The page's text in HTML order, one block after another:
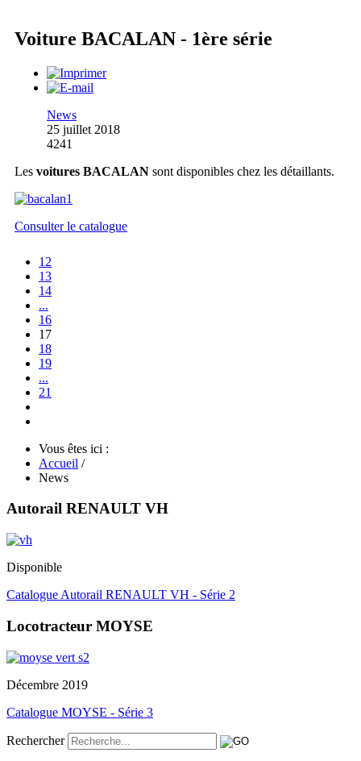
Voiture BACALAN - 1ère série
News
25 juillet 2018
4241
Les voitures BACALAN sont disponibles chez les détaillants.
Consulter le catalogue
12
13
14
...
16
17
18
19
...
21
Vous êtes ici :
Accueil /
News
Autorail RENAULT VH
Disponible
Catalogue Autorail RENAULT VH - Série 2
Locotracteur MOYSE
Décembre 2019
Catalogue MOYSE - Série 3
Rechercher